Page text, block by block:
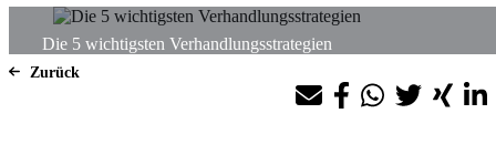
Die 5 wichtigsten Verhandlungsstrategien
Zurück